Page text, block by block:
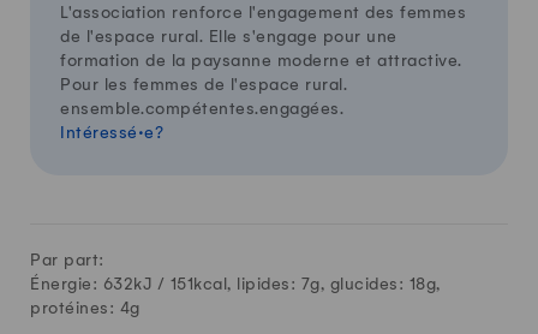
L'association renforce l'engagement des femmes
de l'espace rural. Elle s'engage pour une
formation de la paysanne moderne et attractive.
Pour les femmes de l'espace rural.
ensemble.compétentes.engagées.
Intéressé·e?
Par part:
Énergie: 632kJ / 151 kcal, lipides: 7g, glucides: 18g,
protéines: 4g